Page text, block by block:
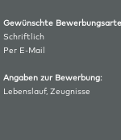
Gewünschte
Schriftlich
Per E-Mail
Angaben zur Bewerbung:
Lebenslauf, Zeugnisse